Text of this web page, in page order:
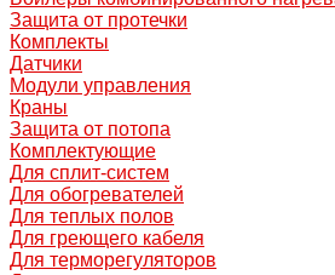
Защита от протечки
Комплекты
Датчики
Модули управления
Краны
Защита от потопа
Комплектующие
Для сплит-систем
Для обогревателей
Для теплых полов
Для греющего кабеля
Для терморегуляторов